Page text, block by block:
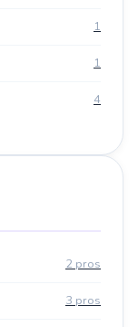
1
1
4
2 pros
3 pros